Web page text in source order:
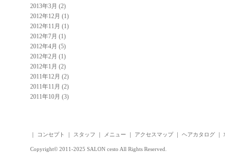
2013年3月 (2)
2012年12月 (1)
2012年11月 (1)
2012年7月 (1)
2012年4月 (5)
2012年2月 (1)
2012年1月 (2)
2011年12月 (2)
2011年11月 (2)
2011年10月 (3)
コンセプト スタッフ メニュー アクセスマップ ヘアカタログ
Copyright© 2011-2025 SALON cesto All Rights Reserved.